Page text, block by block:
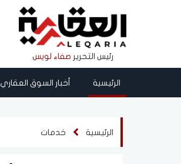
رئيس التحرير صفاء لويس
الرئيسية أخبار السوق العقاري
الرئيسية خدمات